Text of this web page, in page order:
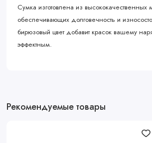
Сумка изготовлена из высококачественных
обеспечивающих долговечность и
бирюзовый цвет добавит красок вашему
эффектным.
Рекомендуемые товары